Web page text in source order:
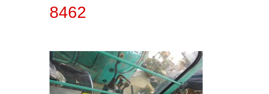
8462